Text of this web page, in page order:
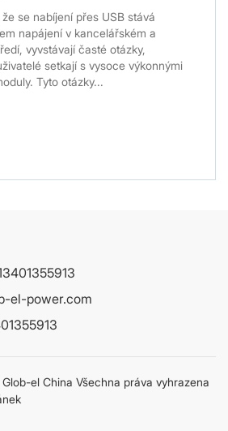
se nabíjení přes USB stává
napájení v kancelářském a
vyvstávají časté otázky,
setkají s vysoce výkonnými
Tyto otázky...
el-power.com
el China Všechna práva vyhrazena